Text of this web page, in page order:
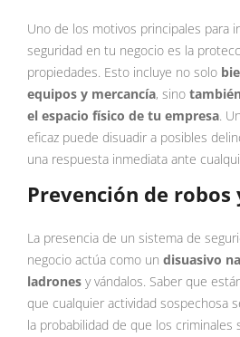
Uno de los motivos principales para
seguridad en tu negocio es la
propiedades. Esto incluye no solo
equipos y mercancía, sino
el espacio físico de tu empresa.
eficaz puede disuadir a posibles
una respuesta inmediata ante
Prevención de
La presencia de un sistema de
negocio actúa como un disuasivo
ladrones y vándalos. Saber que
que cualquier actividad sospechosa
la probabilidad de que los criminales